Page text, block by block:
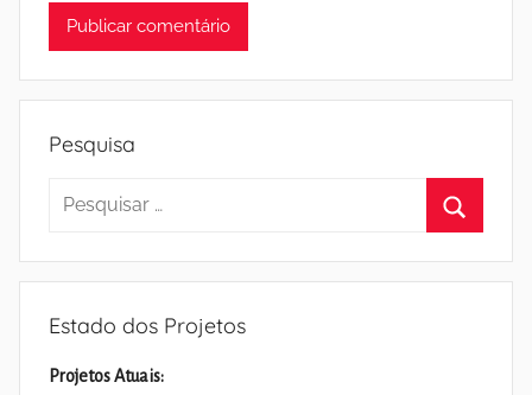
Pesquisa
Pesquisar
Estado dos Projetos
Projetos Atuais: